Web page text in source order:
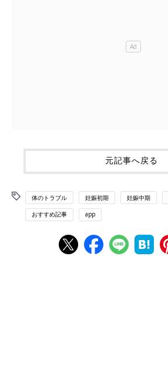
元記事へ戻る
体のトラブル 妊娠初期 妊娠中期
おすすめ記事 app